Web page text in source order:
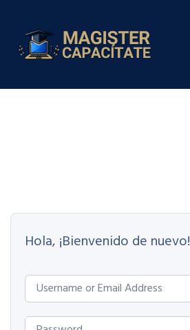
Hola, ¡Bienvenido de nuevo!